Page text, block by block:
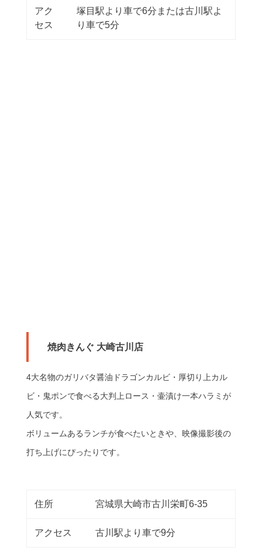
アク
セス
塚目駅より車で6分または古川駅よ
り車で5分
焼肉きんぐ 大崎古川店
4大名物のガリバタ醤油ドラゴンカルビ・厚切り上カル
ビ・鬼ポンで食べる大判上ロース・壷漬け一本ハラミが
人気です。
ボリュームあるランチが食べたいときや、映像撮影後の
打ち上げにぴったりです。
住所 宮城県大崎市古川栄町6-35
アクセス 古川駅より車で9分